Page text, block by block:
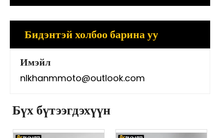
Бидэнтэй холбоо барина уу
Имэйл
nlkhanmmoto@outlook.com
Бүх бүтээгдэхүүн